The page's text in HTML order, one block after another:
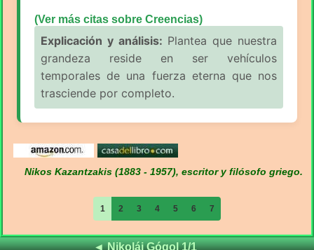
(Ver más citas sobre Creencias)
Explicación y análisis: Plantea que nuestra
grandeza reside en ser vehículos
temporales de una fuerza eterna que nos
trasciende por completo.
Nikos Kazantzakis (1883 - 1957), escritor y filósofo griego.
1 2 3 4 5 6 7
◄Frases de
Nikolái Gógol 1/1